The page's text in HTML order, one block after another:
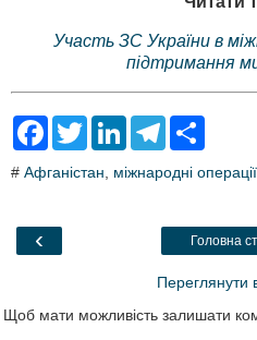
Участь ЗС України в
підтримання
F
e
o
T
t
L
k
T
e
a
r
# Афганістан міжнародні операції
‹ Головна
Переглянути
Щоб мати можливість залишати